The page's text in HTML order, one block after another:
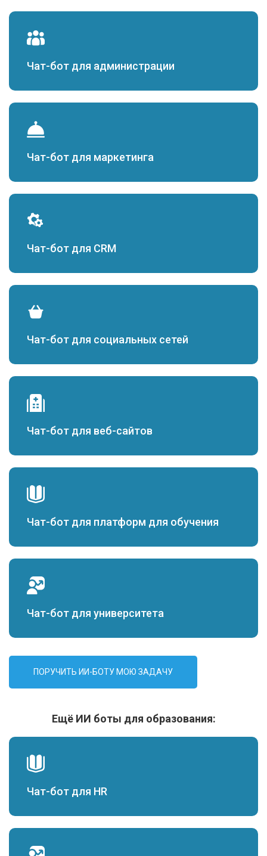
Чат-бот для администрации
Чат-бот для маркетинга
Чат-бот для CRM
Чат-бот для социальных сетей
Чат-бот для веб-сайтов
Чат-бот для платформ для обучения
Чат-бот для университета
ПОРУЧИТЬ ИИ-БОТУ МОЮ ЗАДАЧУ
Ещё ИИ боты для образования:
Чат-бот для HR